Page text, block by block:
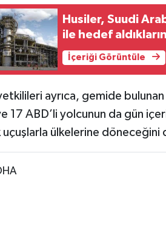
Husiler, Suudi
ile hedef
İçeriği Görüntüle
yetkilileri ayrıca, gemide
17 ABD’li yolcunun da gün
uçuşlarla ülkelerine döneceğini